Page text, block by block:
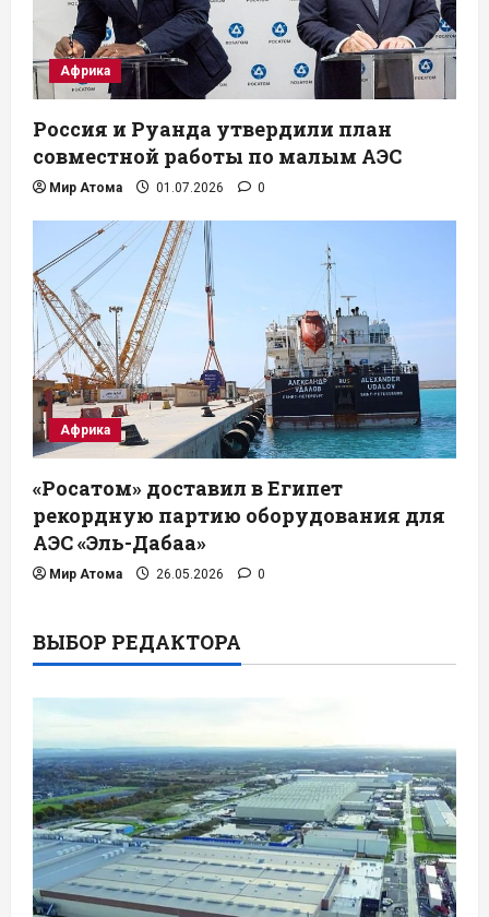
Африка
Россия и Руанда утвердили план
совместной работы по малым АЭС
Мир Атома 01.07.2026 0
Африка
«Росатом» доставил в Египет
рекордную партию оборудования для
АЭС «Эль-Дабаа»
Мир Атома 26.05.2026 0
ВЫБОР РЕДАКТОРА